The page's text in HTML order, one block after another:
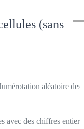
(sans
aléatoire des
avec des chiffres entiers